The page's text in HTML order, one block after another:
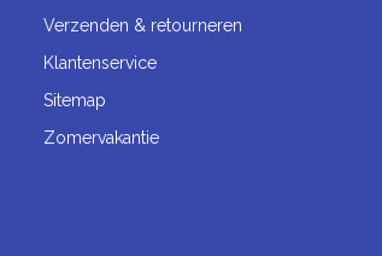
Verzenden & retourneren
Klantenservice
Sitemap
Zomervakantie